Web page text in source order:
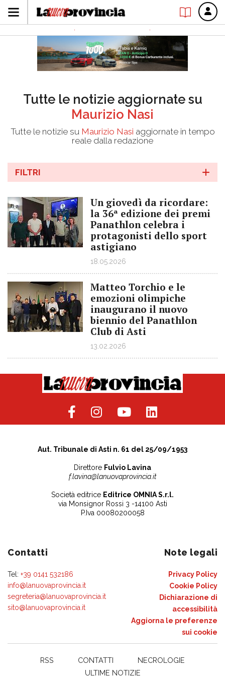
Tutte le notizie aggiornate su
Maurizio Nasi
Tutte le notizie su Maurizio Nasi aggiornate in tempo
reale dalla redazione
FILTRI
Un giovedì da ricordare:
la 36ª edizione dei premi
Panathlon celebra i
protagonisti dello sport
astigiano
18.05.2026
Matteo Torchio e le
emozioni olimpiche
inaugurano il nuovo
biennio del Panathlon
Club di Asti
13.02.2026
Aut. Tribunale di Asti n. 61 del 25/09/1953
Direttore Fulvio Lavina
f.lavina@lanuovaprovincia.it
Società editrice Editrice OMNIA S.r.l.
via Monsignor Rossi 3 -14100 Asti
P.Iva 00080200058
Contatti
Tel: +39 0141 532186
info@lanuovaprovincia.it
segreteria@lanuovaprovincia.it
sito@lanuovaprovincia.it
Note legali
Privacy Policy
Cookie Policy
Dichiarazione di
accessibilità
Aggiorna le preferenze
sui cookie
RSS CONTATTI
NECROLOGIE
ULTIME NOTIZIE